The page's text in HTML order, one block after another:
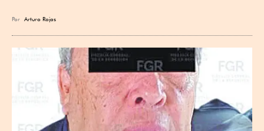
Por Arturo Rojas